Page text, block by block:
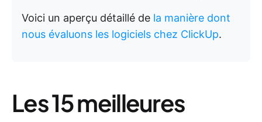
Voici un aperçu détaillé de la manière dont
nous évaluons les logiciels chez ClickUp.
Les 15 meilleures